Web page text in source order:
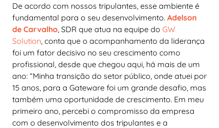
De acordo com nossos tripulantes, esse ambiente é
fundamental para o seu desenvolvimento. Adelson
de Carvalho , SDR que atua na equipe do GW
Solution , conta que o acompanhamento da liderança
foi um fator decisivo no seu crescimento como
profissional, desde que chegou aqui, há mais de um
ano: “Minha transição do setor público, onde atuei por
15 anos, para a Gateware foi um grande desafio, mas
também uma oportunidade de crescimento. Em meu
primeiro ano, percebi o compromisso da empresa
com o desenvolvimento dos tripulantes e a